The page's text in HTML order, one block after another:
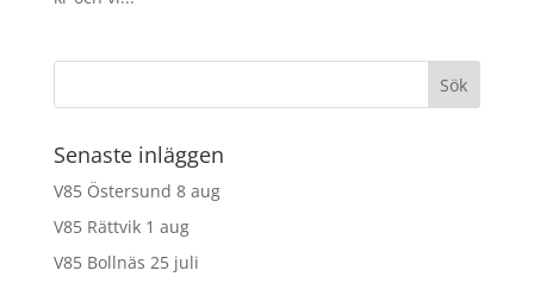
Senaste inläggen
V85 Östersund 8 aug
V85 Rättvik 1 aug
V85 Bollnäs 25 juli